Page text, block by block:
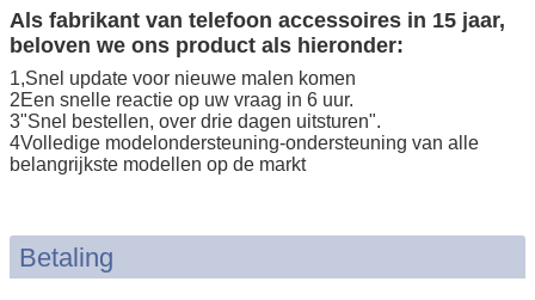
Als fabrikant van telefoon accessoires in 15 jaar,
beloven we ons product als hieronder:
1,Snel update voor nieuwe malen komen
2Een snelle reactie op uw vraag in 6 uur.
3"Snel bestellen, over drie dagen uitsturen".
4Volledige modelondersteuning-ondersteuning van alle
belangrijkste modellen op de markt
Betaling